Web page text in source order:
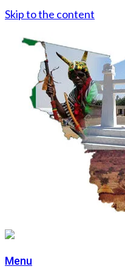
Skip to the content
Menu